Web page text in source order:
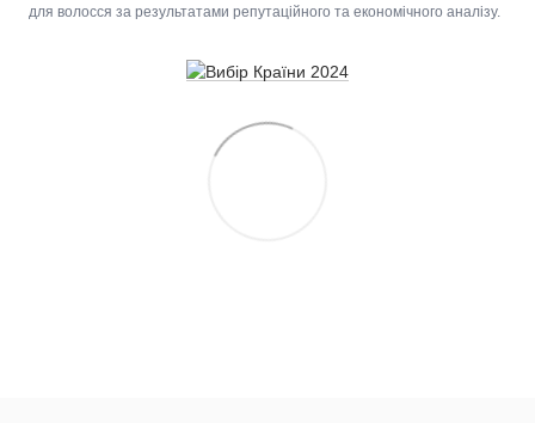
для волосся за результатами репутаційного та економічного аналізу.